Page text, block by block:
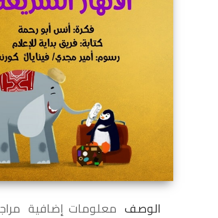
الوصف معلومات إضافية